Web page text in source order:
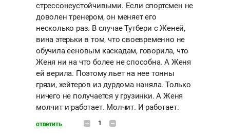
стрессонеустойчивыми. Если спортсмен не
доволен тренером, он меняет его
несколько раз. В случае Тутбери с Женей,
вина этерьки в том, что своевременно не
обучила ееновым каскадам, говорила, что
Женя ни на что более не способна. А Женя
ей верила. Поэтому льет на нее тонны
грязи, хейтеров из дурдома наняла. Только
ничего не получается у грузинки. А Женя
молчит и работает. Молчит. И работает.
ответить 1